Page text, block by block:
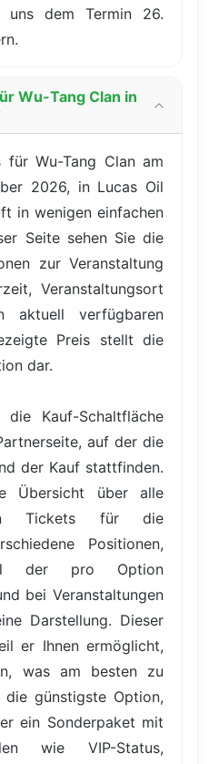
uns dem Termin 26.
Wu-Tang Clan in
Wu-Tang Clan am
2026, in Lucas Oil
in wenigen einfachen
Seite sehen Sie die
zur Veranstaltung
Veranstaltungsort
aktuell verfügbaren
Preis stellt die
dar.
Kauf-Schaltfläche
auf der die
der Kauf stattfinden.
Übersicht über alle
Tickets für die
Positionen,
der pro Option
bei Veranstaltungen
Darstellung. Dieser
er Ihnen ermöglicht,
was am besten zu
günstigste Option,
ein Sonderpaket mit
wie VIP-Status,